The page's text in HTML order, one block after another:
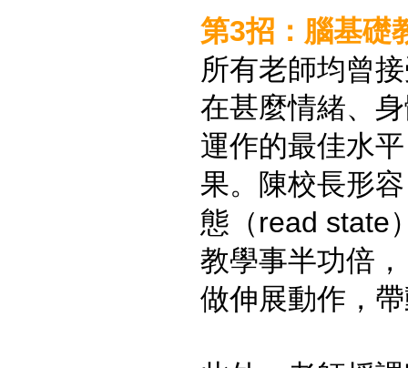
第3招：腦基礎
所有老師均曾
在甚麼情緒、
運作的最佳水
果。陳校長形
態（read state
教學事半功倍
做伸展動作，